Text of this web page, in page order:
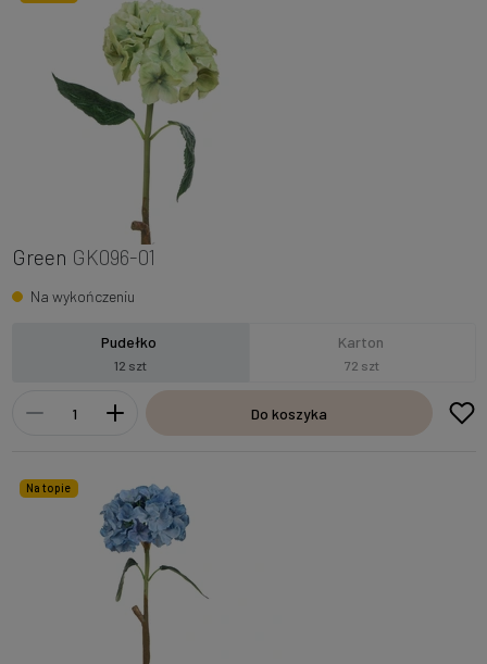
Green GK096-01
Na wykończeniu
Pudełko
12 szt
Karton
72 szt
Do koszyka
Na topie